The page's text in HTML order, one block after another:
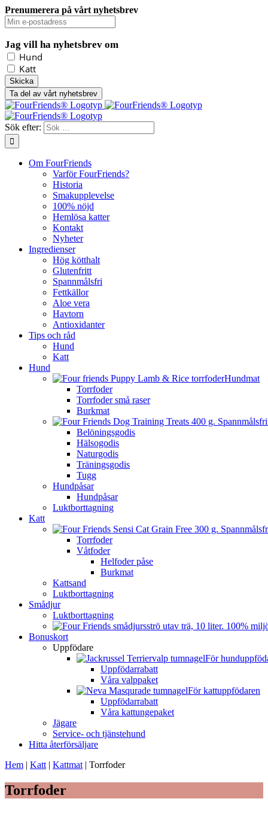
Prenumerera på vårt nyhetsbrev
Jag vill ha nyhetsbrev om
Hund
Katt
Ta del av vårt nyhetsbrev
Sök efter:
Om FourFriends
Varför FourFriends?
Historia
Smakupplevelse
100% nöjd
Hemlösa katter
Kontakt
Nyheter
Ingredienser
Hög kötthalt
Glutenfritt
Spannmålsfri
Fettkällor
Aloe vera
Havtorn
Antioxidanter
Tips och råd
Hund
Katt
Hund
Hundmat
Torrfoder
Torrfoder små raser
Burkmat
Belöningsgodis
Hälsogodis
Naturgodis
Träningsgodis
Tugg
Hundpåsar
Hundpåsar
Luktborttagning
Katt
Torrfoder
Våtfoder
Helfoder påse
Burkmat
Kattsand
Luktborttagning
Smådjur
Luktborttagning
Bonuskort
Uppfödare
För
Uppfödarrabatt
Våra valppaket
För kattuppfödaren
Uppfödarrabatt
Våra kattungepaket
Jägare
Service- och tjänstehund
Hitta återförsäljare
Hem | Katt | Kattmat | Torrfoder
Torrfoder